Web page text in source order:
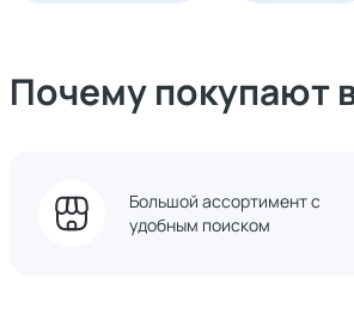
Почему покупают
Большой ассортимент с
удобным поиском